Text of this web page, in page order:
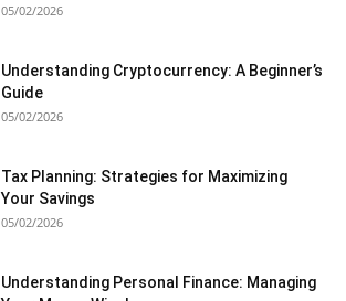
05/02/2026
Understanding Cryptocurrency: A Beginner’s
Guide
05/02/2026
Tax Planning: Strategies for Maximizing
Your Savings
05/02/2026
Understanding Personal Finance: Managing